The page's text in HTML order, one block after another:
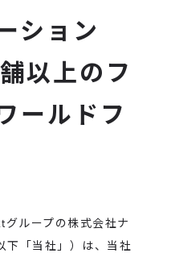
ション
以上のフ
ールドフ
ループの株式会社ナ
下「当社」）は、当社